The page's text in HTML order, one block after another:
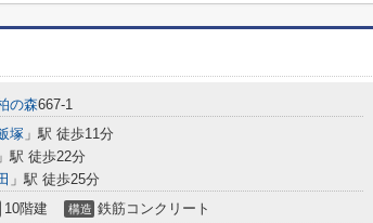
の森667-1
塚 」駅 徒歩11分
」駅 徒歩22分
」駅 徒歩25分
10階建 構造 鉄筋コンクリート